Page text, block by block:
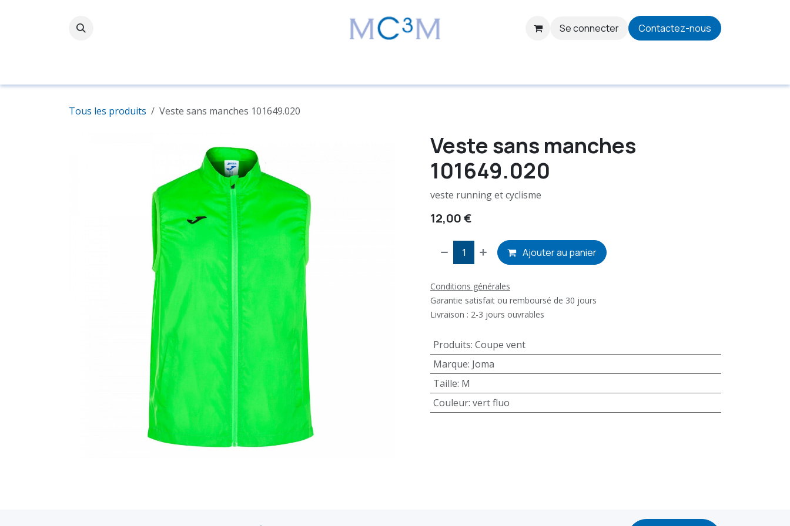
Se connecter
Contactez-nous
Tous les produits Veste sans manches 101649.020
Veste sans manches
101649.020
veste running et cyclisme
12,00€
Ajouter au panier
Conditions générales
Garantie satisfait ou remboursé de 30 jours
Livraison : 2-3 jours ouvrables
Produits: Coupe vent
Marque: Joma
Taille: M
Couleur: vert fluo